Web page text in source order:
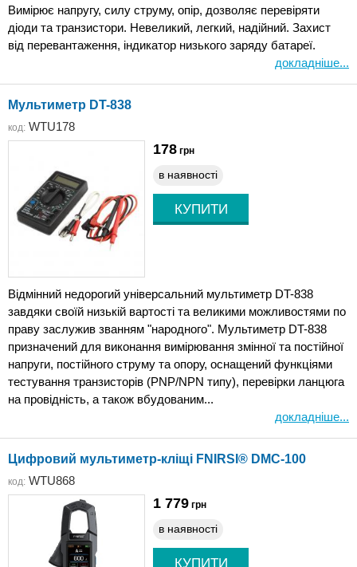
Вимірює напругу, силу струму, опір, дозволяє перевіряти
діоди та транзистори. Невеликий, легкий, надійний. Захист
від перевантаження, індикатор низького заряду батареї.
докладніше...
Мультиметр DT-838
код: WTU178
178 грн
в наявності
Відмінний недорогий універсальний мультиметр DT-838
завдяки своїй низькій вартості та великими можливостями по
праву заслужив званням "народного". Мультиметр DT-838
призначений для виконання вимірювання змінної та постійної
напруги, постійного струму та опору, оснащений функціями
тестування транзисторів (PNP/NPN типу), перевірки ланцюга
на провідність, а також вбудованим...
докладніше...
Цифровий мультиметр-кліщі FNIRSI® DMC-100
код: WTU868
1 779 грн
в наявності